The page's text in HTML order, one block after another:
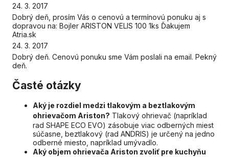
24. 3. 2017
Dobrý deň, prosím Vás o cenovú a termínovú ponuku aj s
dopravou na: Bojler ARISTON VELIS 100 1ks Ďakujem
Atria.sk
24. 3. 2017
Dobrý deň. Cenovú ponuku sme Vám poslali na email. Pekný
deň.
Časté otázky
Aký je rozdiel medzi tlakovým a beztlakovým
ohrievačom Ariston? Tlakový ohrievač (napríklad
rad SHAPE ECO EVO) zásobuje viac odberných miest
súčasne, beztlakový (rad ANDRIS) je určený na jedno
odberné miesto, napríklad umývadlo.
Aký objem ohrievača Ariston zvoliť pre kuchyňu